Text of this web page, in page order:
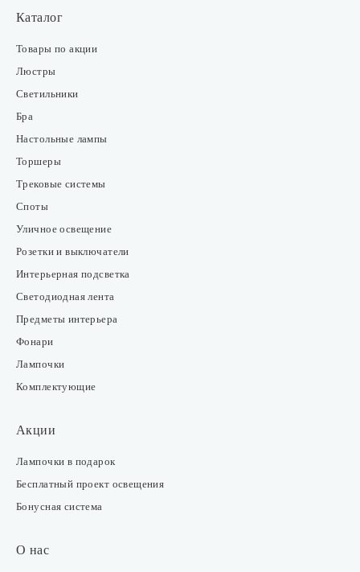
Каталог
Товары по акции
Люстры
Светильники
Бра
Настольные лампы
Торшеры
Трековые системы
Споты
Уличное освещение
Розетки и выключатели
Интерьерная подсветка
Светодиодная лента
Предметы интерьера
Фонари
Лампочки
Комплектующие
Акции
Лампочки в подарок
Бесплатный проект освещения
Бонусная система
О нас